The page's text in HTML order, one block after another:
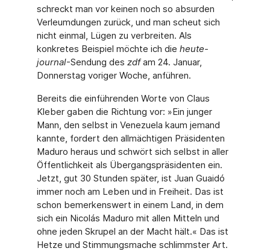
schreckt man vor keinen noch so absurden
Verleumdungen zurück, und man scheut sich
nicht einmal, Lügen zu verbreiten. Als
konkretes Beispiel möchte ich die heute-
journal-Sendung des zdfam 24. Januar,
Donnerstag voriger Woche, anführen.
Bereits die einführenden Worte von Claus
Kleber gaben die Richtung vor: »Ein junger
Mann, den selbst in Venezuela kaum jemand
kannte, fordert den allmächtigen Präsidenten
Maduro heraus und schwört sich selbst in aller
Öffentlichkeit als Übergangspräsidenten ein.
Jetzt, gut 30 Stunden später, ist Juan Guaidó
immer noch am Leben und in Freiheit. Das ist
schon bemerkenswert in einem Land, in dem
sich ein Nicolás Maduro mit allen Mitteln und
ohne jeden Skrupel an der Macht hält.« Das ist
Hetze und Stimmungsmache schlimmster Art.